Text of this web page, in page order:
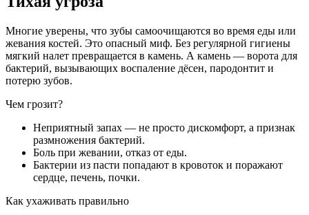
Многие уверены, что зубы самоочищаются во время еды или
жевания костей. Это опасный миф. Без регулярной гигиены
мягкий налет превращается в камень. А камень — ворота для
бактерий, вызывающих воспаление дёсен, пародонтит и
потерю зубов.
Чем грозит?
Неприятный запах — не просто дискомфорт, а признак
размножения бактерий.
Боль при жевании, отказ от еды.
Бактерии из пасти попадают в кровоток и поражают
сердце, печень, почки.
Как ухаживать правильно